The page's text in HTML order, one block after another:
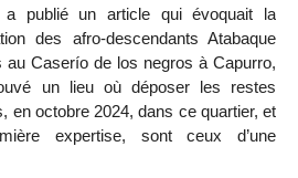
publié un article qui évoquait la
des afro-descendants Atabaque
au Caserío de los negros à Capurro,
un lieu où déposer les restes
en octobre 2024, dans ce quartier, et
expertise, sont ceux d’une